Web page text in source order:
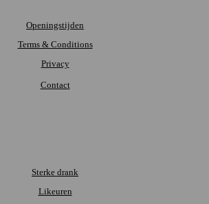
Openingstijden
Terms & Conditions
Privacy
Contact
Sterke drank
Likeuren